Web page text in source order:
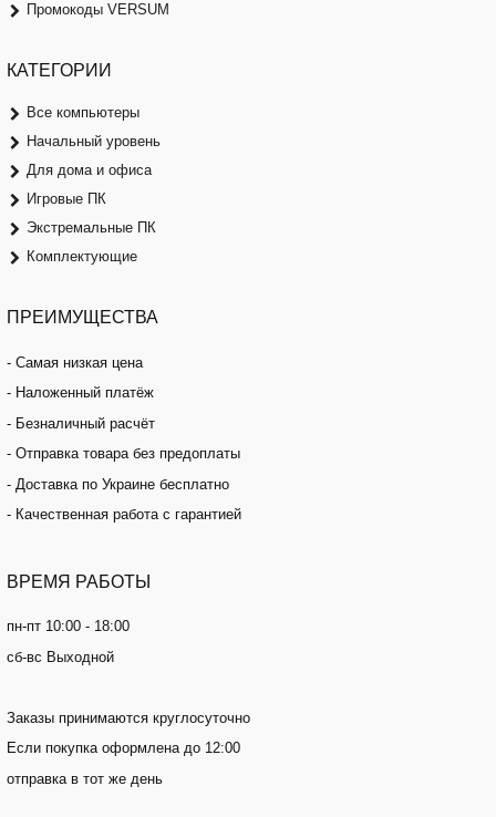
Промокоды VERSUM
КАТЕГОРИИ
Все компьютеры
Начальный уровень
Для дома и офиса
Игровые ПК
Экстремальные ПК
Комплектующие
ПРЕИМУЩЕСТВА
- Самая низкая цена
- Наложенный платёж
- Безналичный расчёт
- Отправка товара без предоплаты
- Доставка по Украине бесплатно
- Качественная работа с гарантией
ВРЕМЯ РАБОТЫ
пн-пт 10:00 - 18:00
сб-вс Выходной
Заказы принимаются круглосуточно
Если покупка оформлена до 12:00
отправка в тот же день